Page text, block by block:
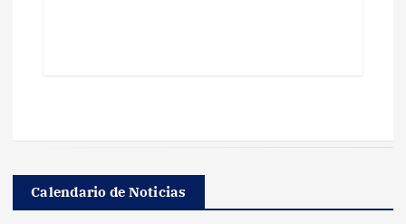
Calendario de Noticias